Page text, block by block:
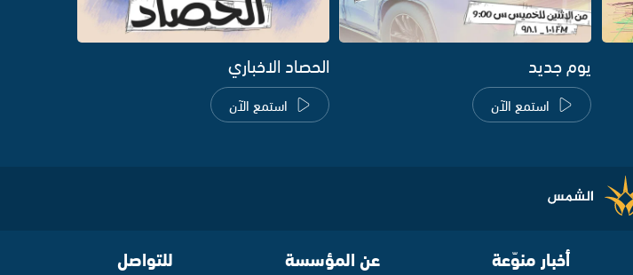
يوم جديد
استمع الآن
الحصاد الاخباري
استمع الآن
أخبار منوّعة عن المؤسسة للتواصل